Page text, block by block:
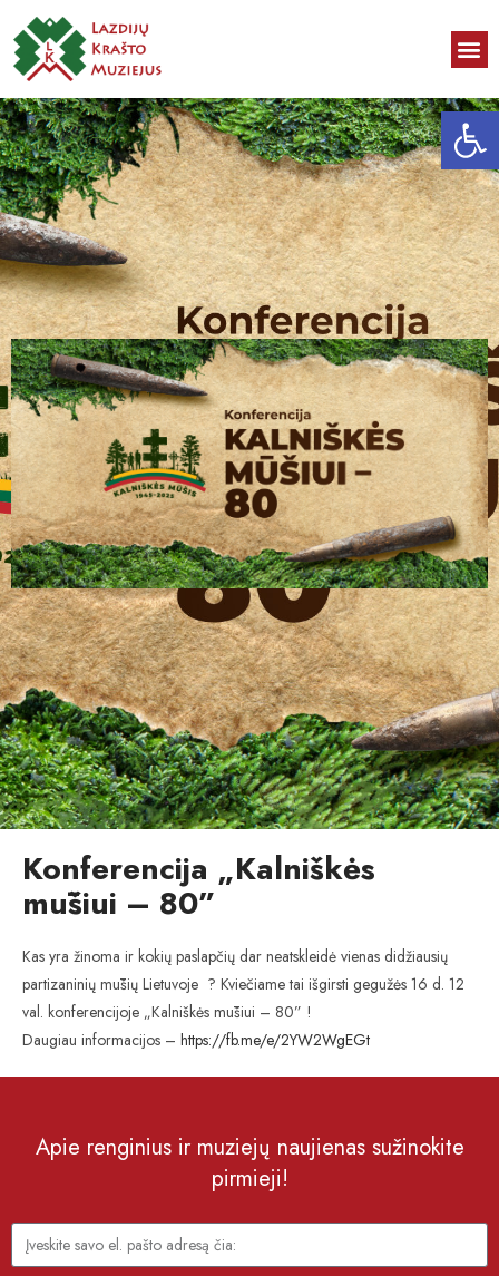
Open toolbar
Konferencija „Kalniškės
mūšiui – 80”
Kas yra žinoma ir kokių paslapčių dar neatskleidė vienas didžiausių
partizaninių mūšių Lietuvoje ? Kviečiame tai išgirsti gegužės 16 d. 12
val. konferencijoje „Kalniškės mūšiui – 80” !
Daugiau informacijos – https://fb.me/e/2YW2WgEGt
Apie renginius ir muziejų naujienas sužinokite
pirmieji!